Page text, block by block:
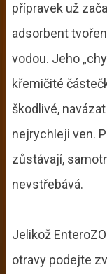
přípravek už
adsorbent
vodou. Jeho
křemičité
škodlivé,
nejrychleji ven.
zůstávají,
nevstřebává.
Jelikož
otravy podejte